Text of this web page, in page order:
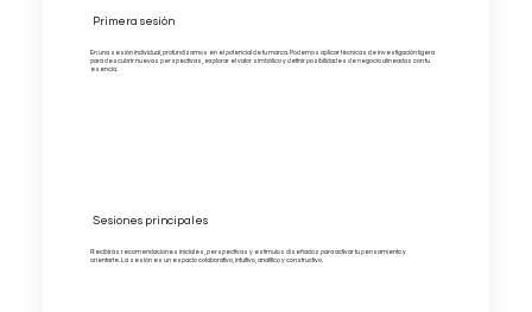
Primera sesión
En una sesión individual, profundizamos en el potencial de tu marca. Podemos aplicar técnicas de investigación ligera
para descubrir nuevas perspectivas, explorar el valor simbólico y definir posibilidades de negocio alineadas con tu
esencia.
Sesiones principales
Recibirás recomendaciones iniciales, perspectivas y estímulos diseñados para activar tu pensamiento y
orientarte. La sesión es un espacio colaborativo, intuitivo, analítico y constructivo.